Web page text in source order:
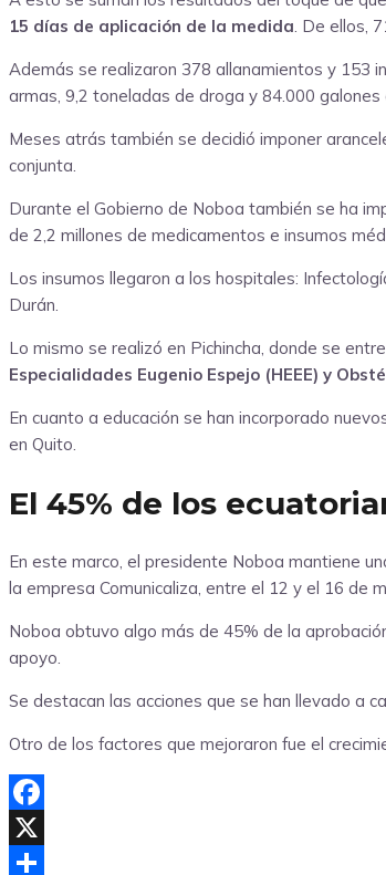
15 días de aplicación de la medida . De ellos,
Además se realizaron 378 allanamientos y 153
armas, 9,2 toneladas de droga y 84.000
Meses atrás también se decidió imponer
conjunta.
Durante el Gobierno de Noboa también se ha
de 2,2 millones de medicamentos e insumos
Los insumos llegaron a los hospitales:
Durán.
Lo mismo se realizó en Pichincha, donde se
Especialidades Eugenio Espejo (HEEE) y
En cuanto a educación se han incorporado
en Quito.
El 45% de los
En este marco, el presidente Noboa mantiene
la empresa Comunicaliza, entre el 12 y el 16 de
Noboa obtuvo algo más de 45% de la
apoyo.
Se destacan las acciones que se han llevado a
Otro de los factores que mejoraron fue el
Facebook
X